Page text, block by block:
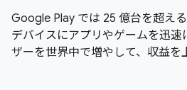
Google Play では 25 億台を超え
デバイスにアプリやゲームを迅速
ザーを世界中で増やして、収益を